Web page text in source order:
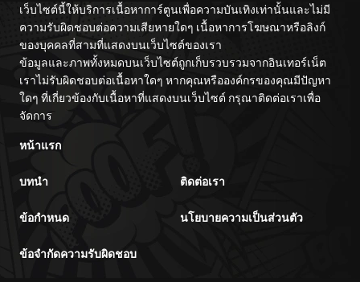
เว็บไซต์นี้ให้บริการเนื้อหาการ์ตูนเพื่อความบันเทิงเท่านั้นและไม่มี
ความรับผิดชอบต่อความเสียหายใดๆ เนื้อหาการโฆษณาหรือลิงก์
ของบุคคลที่สามที่แสดงบนเว็บไซต์ของเรา
ข้อมูลและภาพทั้งหมดบนเว็บไซต์ถูกเก็บรวบรวมจากอินเทอร์เน็ต
เราไม่รับผิดชอบต่อเนื้อหาใดๆ หากคุณหรือองค์กรของคุณมีปัญหา
ใดๆ ที่เกี่ยวข้องกับเนื้อหาที่แสดงบนเว็บไซต์ กรุณาติดต่อเราเพื่อ
จัดการ
หน้าแรก
บทนำ ติดต่อเรา
ข้อกำหนด นโยบายความเป็นส่วนตัว
ข้อจำกัดความรับผิดชอบ